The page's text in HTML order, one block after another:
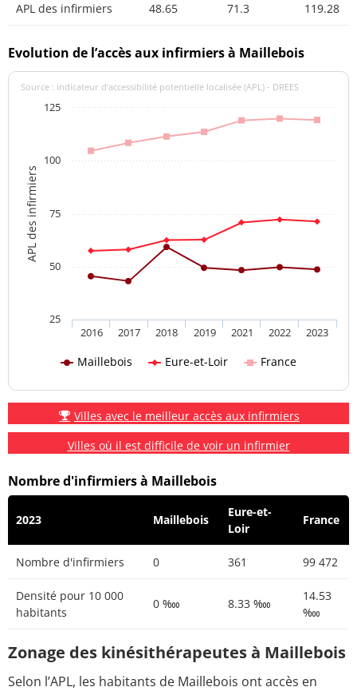
APL des infirmiers 48.65 71.3 119.28
Evolution de l’accès aux infirmiers à Maillebois
APL des infirmiers
Source : indicateur d’accessibilité potentielle localisée (APL) - DREES
Maillebois Eure-et-Loir France
2016 2017 2018 2019 2021 2022 2023
25
50
75
100
125
Villes avec le meilleur accès aux infirmiers
Villes où il est difficile de voir un infirmier
Nombre d'infirmiers à Maillebois
2023 Maillebois
Eure-et-
Loir
France
Nombre d'infirmiers 0 361 99 472
Densité pour 10 000
habitants
0 ‱ 8.33 ‱
14.53
‱
Zonage des kinésithérapeutes à Maillebois
Selon l’APL, les habitants de Maillebois ont accès en